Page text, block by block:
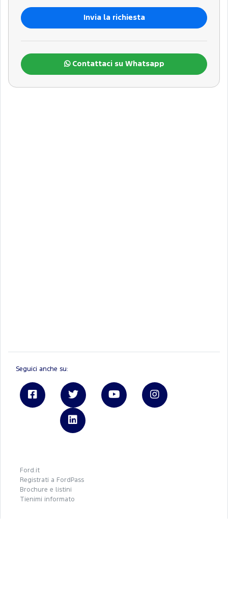
Contattaci su Whatsapp
Seguici anche su:
Ford.it
Registrati a FordPass
Brochure e listini
Tienimi informato